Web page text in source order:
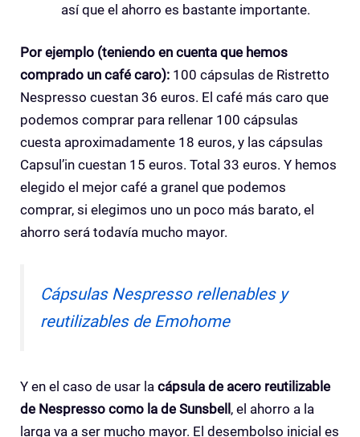
así que el ahorro es bastante importante.
Por ejemplo (teniendo en cuenta que hemos
comprado un café caro): 100 cápsulas de Ristretto
Nespresso cuestan 36 euros. El café más caro que
podemos comprar para rellenar 100 cápsulas
cuesta aproximadamente 18 euros, y las cápsulas
Capsul’in cuestan 15 euros. Total 33 euros. Y hemos
elegido el mejor café a granel que podemos
comprar, si elegimos uno un poco más barato, el
ahorro será todavía mucho mayor.
Cápsulas Nespresso rellenables y
reutilizables de Emohome
Y en el caso de usar la cápsula de acero reutilizable
de Nespresso como la de Sunsbell , el ahorro a la
larga va a ser mucho mayor. El desembolso inicial es